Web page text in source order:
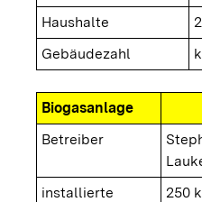
Haushalte
Gebäudezahl
Biogasanlage
Betreiber
installierte
250